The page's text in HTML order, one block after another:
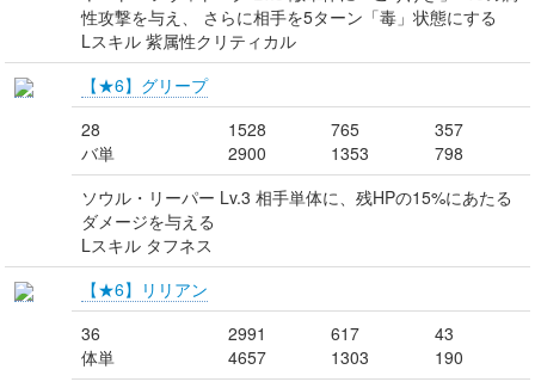
性攻撃を与え、 さらに相手を5ターン「毒」状態にする
Lスキル 紫属性クリティカル
【★6】グリープ
28
バ単
1528
2900
765
1353
357
798
ソウル・リーパー Lv.3 相手単体に、残HPの15%にあたる
ダメージを与える
Lスキル タフネス
【★6】リリアン
36
体単
2991
4657
617
1303
43
190